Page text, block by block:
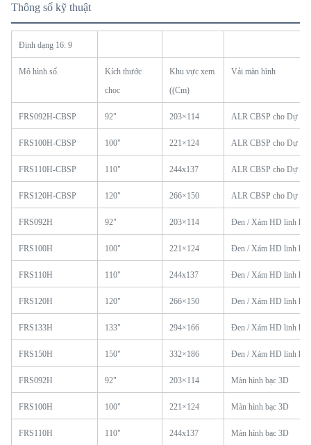
Thông số kỹ thuật
Định dạng 16: 9
Mô hình số.
Kích thước
chọc
Khu vực xem
((Cm)
Vải màn hình
FRS092H-CBSP 92" 203×114 ALR CBSP cho Dự
FRS100H-CBSP 100" 221×124 ALR CBSP cho Dự
FRS110H-CBSP 110" 244x137 ALR CBSP cho Dự
FRS120H-CBSP 120" 266×150 ALR CBSP cho Dự
FRS092H 92" 203×114 Đen / Xám HD linh
FRS100H 100" 221×124 Đen / Xám HD linh
FRS110H 110" 244x137 Đen / Xám HD linh
FRS120H 120" 266×150 Đen / Xám HD linh
FRS133H 133" 294×166 Đen / Xám HD linh
FRS150H 150" 332×186 Đen / Xám HD linh
FRS092H 92" 203×114 Màn hình bạc 3D
FRS100H 100" 221×124 Màn hình bạc 3D
FRS110H 110" 244x137 Màn hình bạc 3D